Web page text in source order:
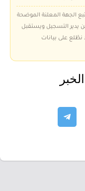
الجهة المعلنة الموضحة
يدير التسجيل ويستقبل
نطّلع على بيانات